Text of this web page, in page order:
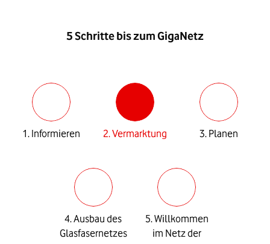
5 Schritte bis zum GigaNetz
1. Informieren 2. Vermarktung 3. Planen
4. Ausbau des
Glasfasernetzes
5. Willkommen
im Netz der